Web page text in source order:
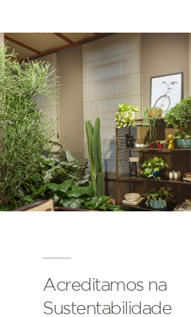
Acreditamos na
Sustentabilidade